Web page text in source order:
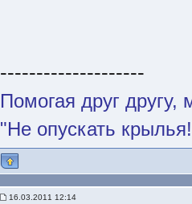
--------------------
Помогая друг
"Не опускать
16.03.2011 12:14